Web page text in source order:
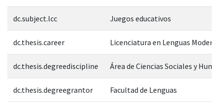
dc.subject.lcc Juegos educativos
dc.thesis.career Licenciatura en Lenguas
dc.thesis.degreediscipline Área de Ciencias Sociales y
dc.thesis.degreegrantor Facultad de Lenguas